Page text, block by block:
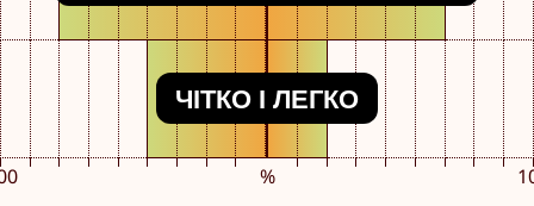
ЧІТКО І ЛЕГКО
%